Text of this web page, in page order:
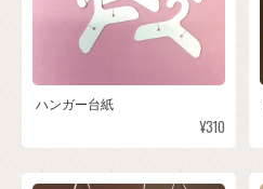
ハンガー台紙
¥310